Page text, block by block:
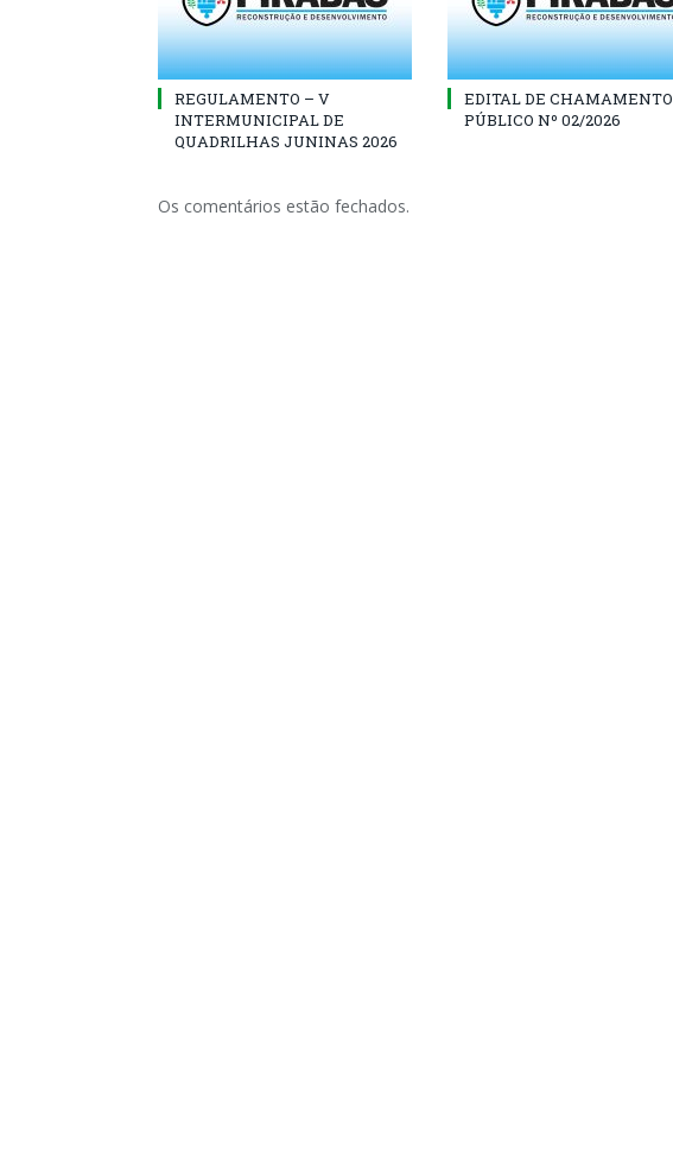
REGULAMENTO – V
INTERMUNICIPAL DE
QUADRILHAS JUNINAS 2026
EDITAL DE CHAMAMENTO
PÚBLICO Nº 02/2026
Os comentários estão fechados.